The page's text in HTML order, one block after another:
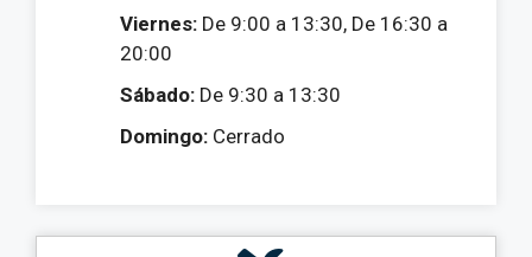
Viernes: De 9:00 a 13:30, De 16:30 a
20:00
Sábado: De 9:30 a 13:30
Domingo: Cerrado